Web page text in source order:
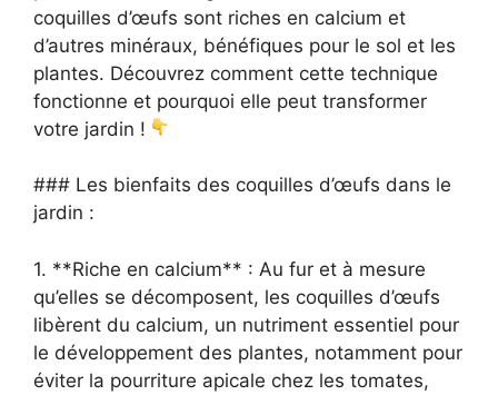
coquilles d’œufs sont riches en calcium et
d’autres minéraux, bénéfiques pour le sol et les
plantes. Découvrez comment cette technique
fonctionne et pourquoi elle peut transformer
votre jardin !
### Les bienfaits des coquilles d’œufs dans le
jardin :
1. **Riche en calcium** : Au fur et à mesure
qu’elles se décomposent, les coquilles d’œufs
libèrent du calcium, un nutriment essentiel pour
le développement des plantes, notamment pour
éviter la pourriture apicale chez les tomates,